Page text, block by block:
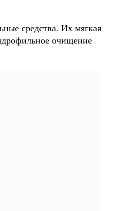
средства. Их мягкая
очищение